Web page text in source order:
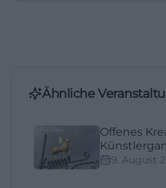
Ähnliche
Offenes
9. August